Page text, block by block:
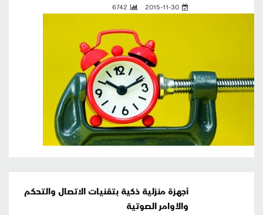
2015-11-30
6742
أجهزة منزلية ذكية بتقنيات الاتصال والتحكم
والأوامر الصوتية